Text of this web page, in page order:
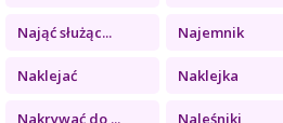
Nająć służąc... Najemnik
Naklejać Naklejka
Nakrywać do ... Naleśniki